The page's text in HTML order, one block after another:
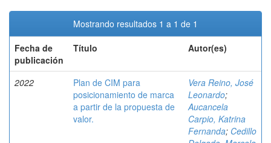
Mostrando resultados 1 a 1 de 1
Fecha de
publicación
Título Autor(es)
2022
Plan de CIM para
posicionamiento de marca
a partir de la propuesta de
valor.
Vera Reino, José
Leonardo;
Aucancela
Carpio, Katrina
Fernanda; Cedillo